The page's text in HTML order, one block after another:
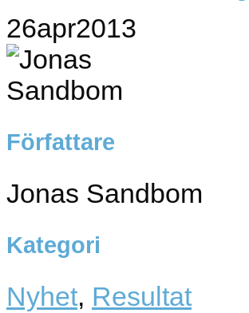
26apr2013
Författare
Jonas Sandbom
Kategori
Nyhet, Resultat